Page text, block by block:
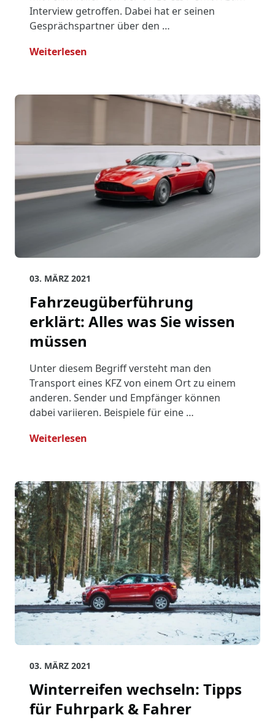
Interview getroffen. Dabei hat er seinen
Gesprächspartner über den …
Weiterlesen
03. MÄRZ 2021
Fahrzeugüberführung
erklärt: Alles was Sie wissen
müssen
Unter diesem Begriff versteht man den
Transport eines KFZ von einem Ort zu einem
anderen. Sender und Empfänger können
dabei variieren. Beispiele für eine …
Weiterlesen
03. MÄRZ 2021
Winterreifen wechseln: Tipps
für Fuhrpark & Fahrer